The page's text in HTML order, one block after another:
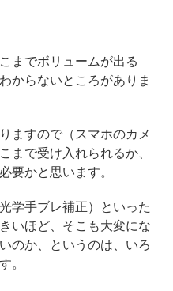
までボリュームが出る
からないところがありま
ますので（スマホのカメ
まで受け入れられるか、
要かと思います。
学手ブレ補正）といった
いほど、そこも大変にな
のか、というのは、いろ
。